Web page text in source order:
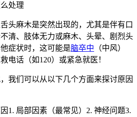
处理
头麻木是突然出现的，尤其是伴有口
清、肢体无力或麻木、头晕、剧烈头
症状时，这可能是脑卒中 （中风）
电话（如120）或紧急就医！
我们可以从以下几个方面来探讨原因
1. 局部因素（最常见）2. 神经问题3.